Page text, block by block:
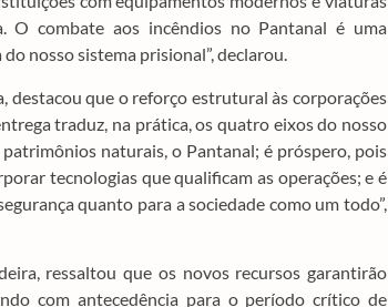
O combate aos incêndios no Pantanal é uma
nosso sistema prisional”, declarou.
destacou que o reforço estrutural às corporações
traduz, na prática, os quatro eixos do nosso
naturais, o Pantanal; é próspero, pois
tecnologias que qualificam as operações; e é
quanto para a sociedade como um todo”,
ressaltou que os novos recursos garantirão
com antecedência para o período crítico de